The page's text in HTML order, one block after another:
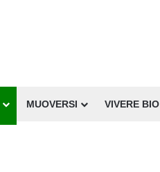
MUOVERSI VIVERE BIO